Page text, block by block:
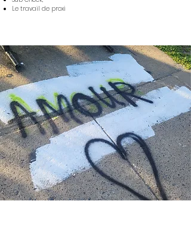
Le travail de proxi